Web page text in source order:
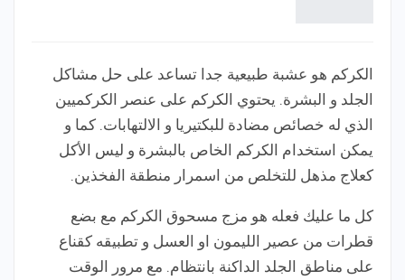
الكركم هو عشبة طبيعية جدا تساعد على حل مشاكل
الجلد و البشرة. يحتوي الكركم على عنصر الكركميين
الذي له خصائص مضادة للبكتيريا و الالتهابات. كما و
يمكن استخدام الكركم الخاص بالبشرة و ليس الأكل
كعلاج مذهل للتخلص من اسمرار منطقة الفخذين.
كل ما عليك فعله هو مزج مسحوق الكركم مع بضع
قطرات من عصير الليمون او العسل و تطبيقه كقناع
على مناطق الجلد الداكنة بانتظام. مع مرور الوقت